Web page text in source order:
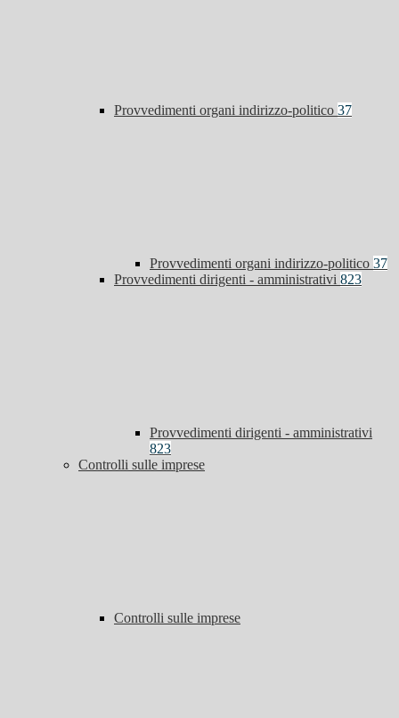
Provvedimenti organi indirizzo-politico 37
Provvedimenti organi indirizzo-politico 37
Provvedimenti dirigenti - amministrativi 823
Provvedimenti dirigenti - amministrativi
823
Controlli sulle imprese
Controlli sulle imprese